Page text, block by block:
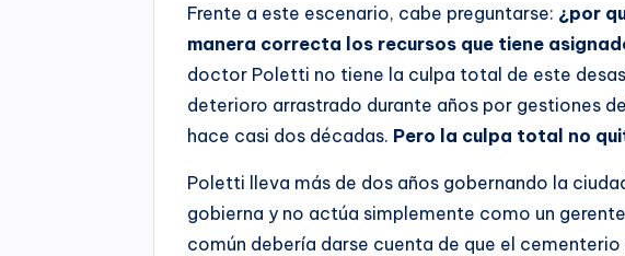
Frente a este escenario, cabe preguntarse: ¿por
manera correcta los recursos que tiene
doctor Poletti no tiene la culpa total de este
deterioro arrastrado durante años por gestiones
hace casi dos décadas. Pero la culpa total no
Poletti lleva más de dos años gobernando la
gobierna y no actúa simplemente como un
común debería darse cuenta de que el